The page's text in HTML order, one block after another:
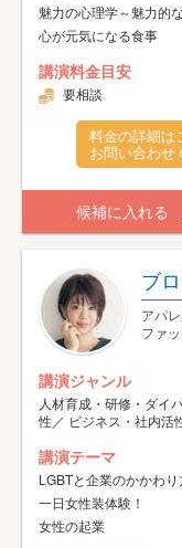
魅力の心理学～魅力的
心が元気になる食事
講演料金目安
要相談
料金の詳細は
お問い合わせ
候補に入れる
ブ
アパ
ファ
講演ジャンル
人材育成・研修・ダイ
性／ ビジネス・社内活
講演テーマ
LGBTと企業のかかわり
一日女性装体験！
女性の起業